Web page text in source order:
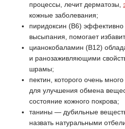
процессы, лечит дерматозы,
кожные заболевания;
пиридоксин (В6)
высыпания, помогает
цианокобаламин (В12)
и ранозаживляющими
шрамы;
пектин, которого очень
для улучшения обмена
состояние кожного покрова;
танины — дубильные
назвать натуральными